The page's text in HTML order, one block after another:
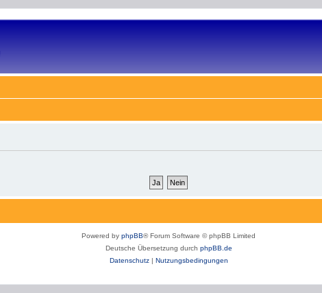
Powered by phpBB® Forum Software © phpBB Limited
Deutsche Übersetzung durch phpBB.de
Datenschutz| Nutzungsbedingungen